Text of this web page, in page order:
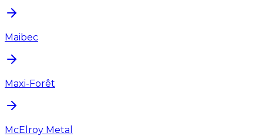
Maibec
Maxi-Forêt
McElroy Metal